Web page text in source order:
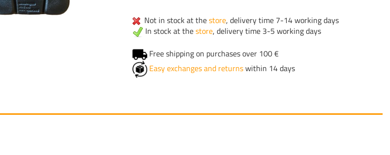
Not in stock at thestore, delivery time 7-14 working days
In stock at thestore, delivery time 3-5 working days
Free shipping on purchases over 100 €
Easy exchanges and returnswithin 14 days